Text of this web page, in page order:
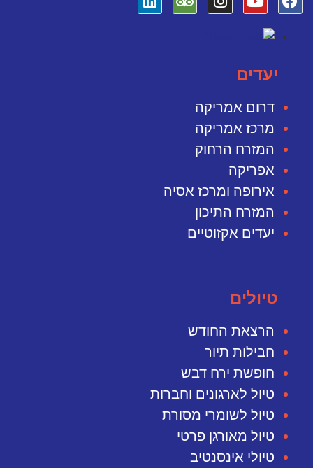
יעדים
דרום אמריקה
מרכז אמריקה
המזרח הרחוק
אפריקה
אירופה ומרכז אסיה
המזרח התיכון
יעדים אקזוטיים
טיולים
הרצאת החודש
חבילות תיור
חופשת ירח דבש
טיול לארגונים וחברות
טיול לשומרי מסורת
טיול מאורגן פרטי
טיולי אינסנטיב